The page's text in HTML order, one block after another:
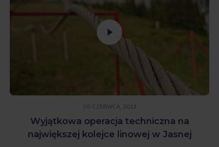
20 CZERWCA, 2023
Wyjątkowa operacja techniczna na
największej kolejce linowej w Jasnej